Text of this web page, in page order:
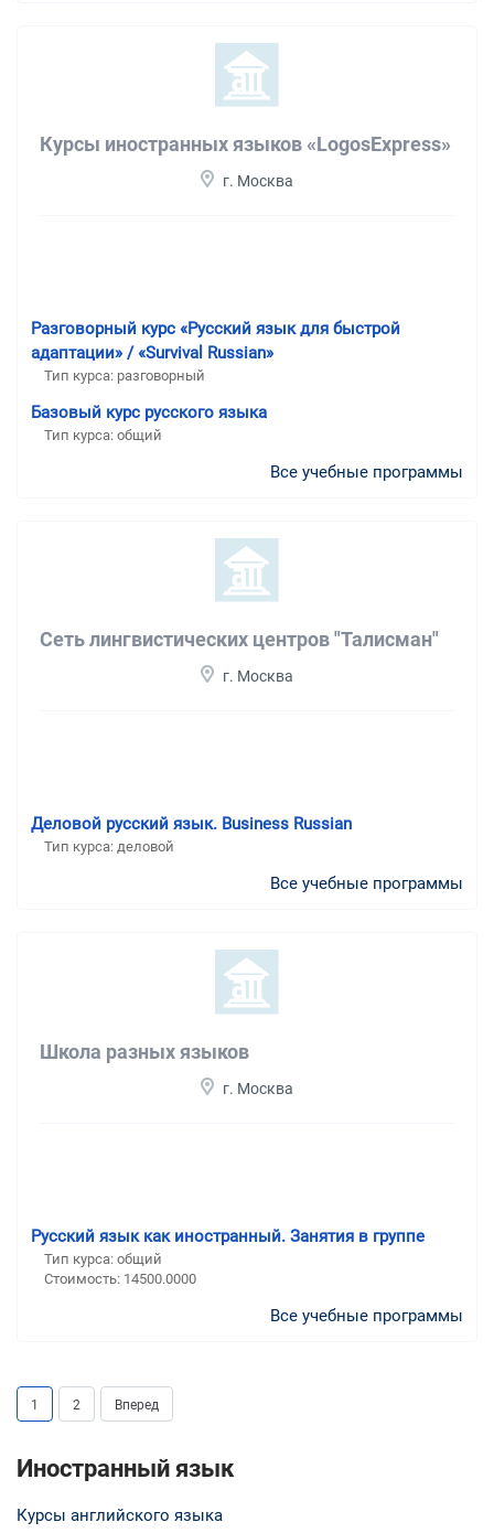
Курсы иностранных языков «LogosExpress»
г. Москва
Разговорный курс «Русский язык для быстрой
адаптации» / «Survival Russian»
Тип курса: разговорный
Базовый курс русского языка
Тип курса: общий
Все учебные программы
Сеть лингвистических центров "Талисман"
г. Москва
Деловой русский язык. Business Russian
Тип курса: деловой
Все учебные программы
Школа разных языков
г. Москва
Русский язык как иностранный. Занятия в группе
Тип курса: общий
Стоимость: 14500.0000
Все учебные программы
1 2 Вперед
Иностранный язык
Курсы английского языка